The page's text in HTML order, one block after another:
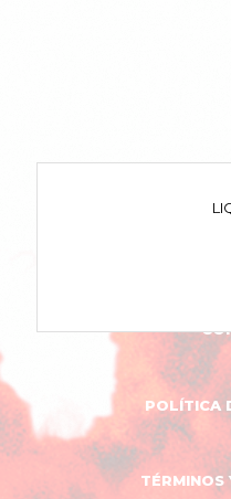
POLÍTICA
TÉRMINOS